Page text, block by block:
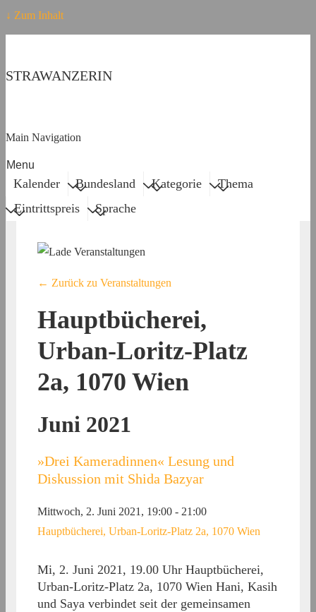
↓ Zum Inhalt
STRAWANZERIN
Main Navigation
Menu
Kalender Bundesland Kategorie
Thema
Eintrittspreis
Sprache
← Zurück zu Veranstaltungen
Hauptbücherei,
Urban-Loritz-Platz
2a, 1070 Wien
Juni 2021
»Drei Kameradinnen« Lesung und
Diskussion mit Shida Bazyar
Mittwoch, 2. Juni 2021, 19:00 - 21:00
Hauptbücherei, Urban-Loritz-Platz 2a, 1070 Wien
Mi, 2. Juni 2021, 19.00 Uhr Hauptbücherei,
Urban-Loritz-Platz 2a, 1070 Wien Hani, Kasih
und Saya verbindet seit der gemeinsamen